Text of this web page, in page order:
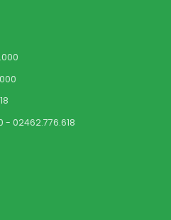
- 02462.776.618